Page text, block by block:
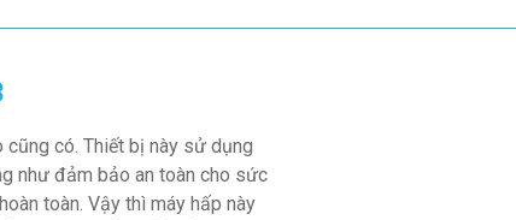
cũng có. Thiết bị này sử dụng
như đảm bảo an toàn cho sức
toàn. Vậy thì máy hấp này